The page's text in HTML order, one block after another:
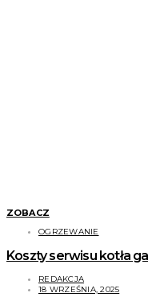
ZOBACZ
OGRZEWANIE
Koszty serwisu kotła
REDAKCJA
18 WRZEŚNIA, 2025